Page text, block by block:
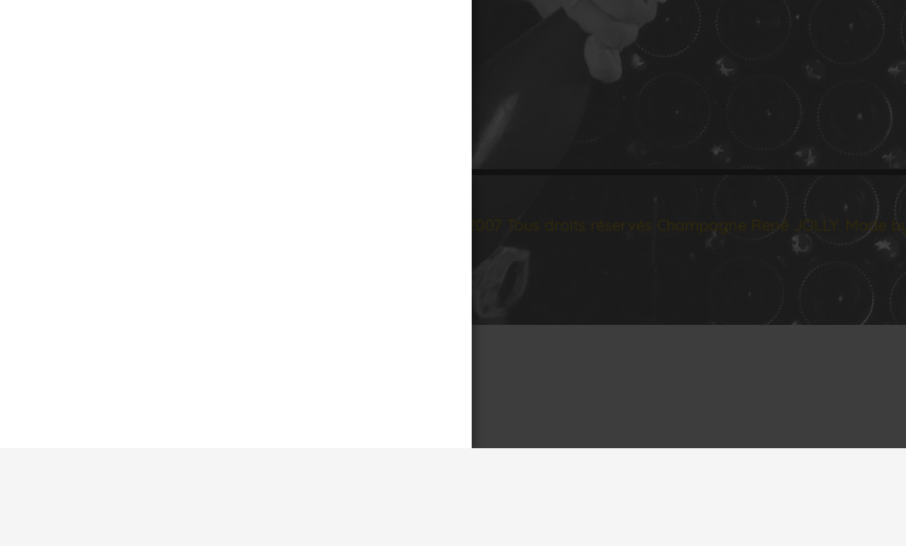
© 2007 Tous droits réservés Champagne René JOLLY. Made by